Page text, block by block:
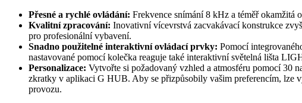
Přesné a rychlé ovládání: Frekvence snímání 8 kHz a téměř okamžitá
Kvalitní zpracování: Inovativní vícevrstvá zacvakávací konstrukce
pro profesionální vybavení.
Snadno použitelné interaktivní ovládací prvky: Pomocí
nastavované pomocí kolečka reaguje také interaktivní světelná lišta
Personalizace: Vytvořte si požadovaný vzhled a atmosféru pomocí 30
zkratky v aplikaci G HUB. Aby se přizpůsobily vašim preferencím, lze
provozu.